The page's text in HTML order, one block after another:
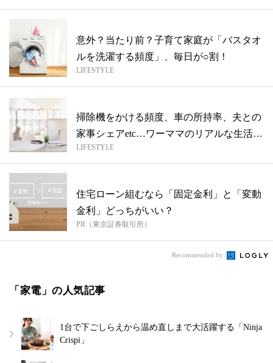
意外？当たり前？子育て家庭が「バスタオ
ルを洗濯する頻度」、毎日が○割！
LIFESTYLE
掃除機をかける頻度、車の所持率、夫との
家事シェアetc…ワーママのリアルな生活
事...
LIFESTYLE
住宅ローン組むなら「固定金利」と「変動
金利」どっちがいい？
PR（東京証券取引所）
Recommended by
「家電」の人気記事
1台で下ごしらえから温め直しまで大活躍する「Ninja
Crispi」